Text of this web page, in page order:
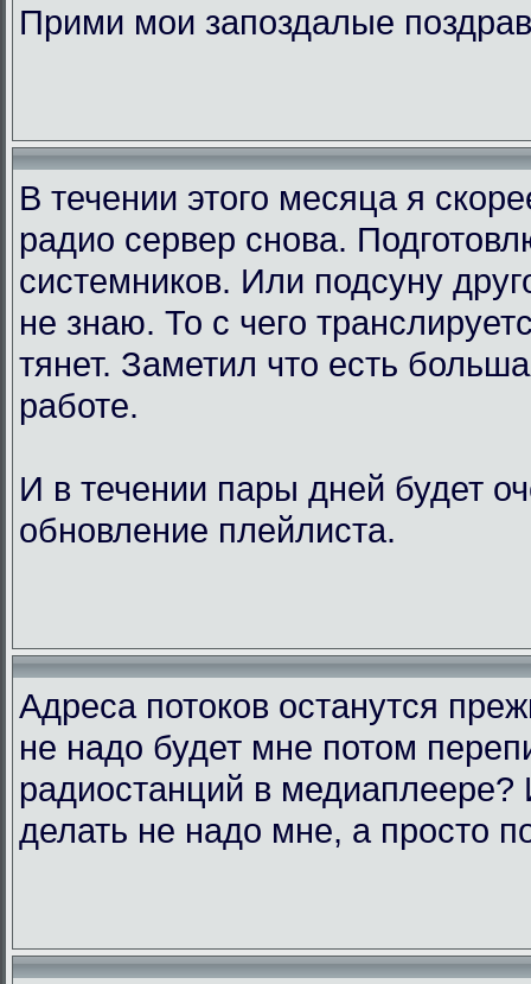
Прими мои запоздалые
В течении этого месяца я
радио сервер снова.
системников. Или подсуну
не знаю. То с чего
тянет. Заметил что есть
работе.
И в течении пары дней будет
обновление плейлиста.
Адреса потоков останутся
не надо будет мне потом
радиостанций в медиаплеере?
делать не надо мне, а просто